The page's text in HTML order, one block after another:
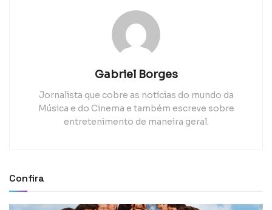
Gabriel Borges
Jornalista que cobre as notícias do mundo da
Música e do Cinema e também escreve sobre
entretenimento de maneira geral.
Confira